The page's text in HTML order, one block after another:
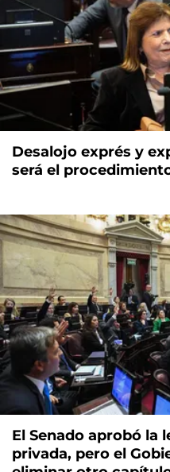
Desalojo exprés y
será el
El Senado aprobó la
privada, pero el